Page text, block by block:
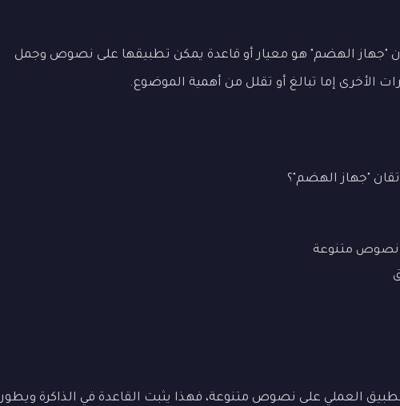
"جهاز الهضم" هو معيار أو قاعدة يمكن تطبيقها على نصوص وجمل
الأخرى إما تبالغ أو تقلل من أهمية الموضوع.
"جهاز الهضم"؟
نصوص متنوعة
العملي على نصوص متنوعة، فهذا يثبت القاعدة في الذاكرة ويطور